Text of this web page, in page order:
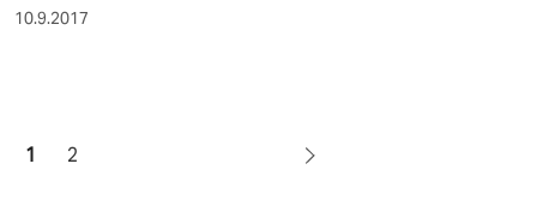
10.9.2017
1 2